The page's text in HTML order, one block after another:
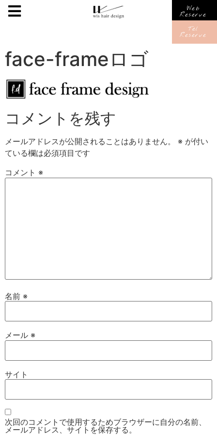
Web
Reserve
Tel
Reserve
face-frameロゴ
コメントを残す
メールアドレスが公開されることはありません。 ※ が付い
ている欄は必須項目です
コメント ※
名前 ※
メール ※
サイト
次回のコメントで使用するためブラウザーに自分の名前、
メールアドレス、サイトを保存する。